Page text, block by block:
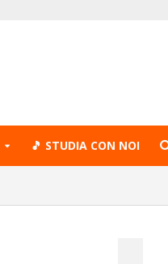
🎵 STUDIA CON NOI